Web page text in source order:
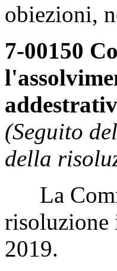
obiezioni,
7-00150
(Seguito
della
La
risoluzione
2019.